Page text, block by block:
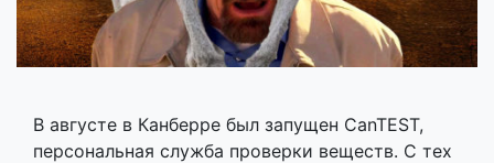
В августе в Канберре был запущен CanTEST,
персональная служба проверки веществ. С тех